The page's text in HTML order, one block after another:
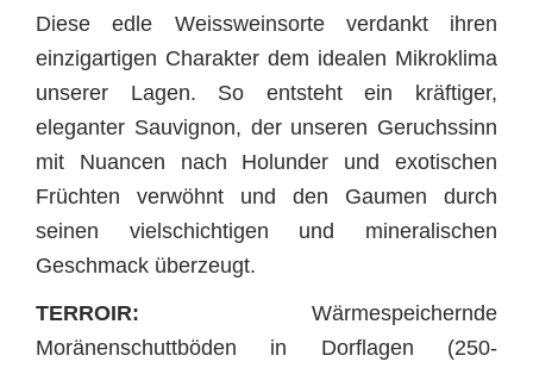
Diese edle Weissweinsorte verdankt ihren
einzigartigen Charakter dem idealen Mikroklima
unserer Lagen. So entsteht ein kräftiger,
eleganter Sauvignon, der unseren Geruchssinn
mit Nuancen nach Holunder und exotischen
Früchten verwöhnt und den Gaumen durch
seinen vielschichtigen und mineralischen
Geschmack überzeugt.
TERROIR: Wärmespeichernde
Moränenschuttböden in Dorflagen (250-